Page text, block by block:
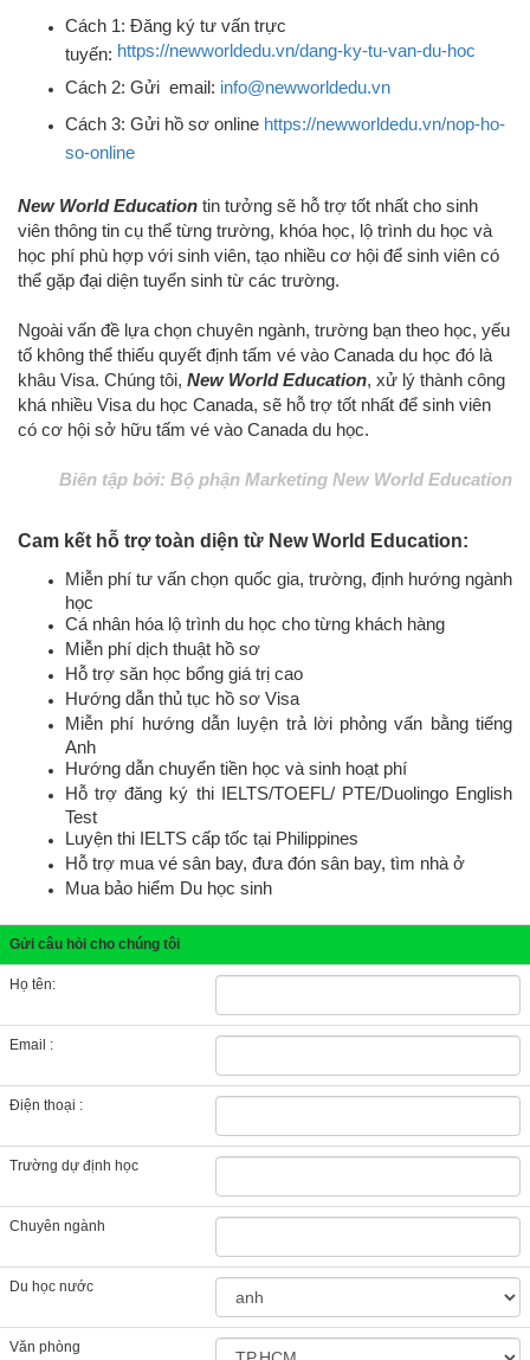
Cách 1: Đăng ký tư vấn trực
tuyến: https://newworldedu.vn/dang-ky-tu-van-du-hoc
Cách 2: Gửi email: info@newworldedu.vn
Cách 3: Gửi hồ sơ online https://newworldedu.vn/nop-ho-
so-online
New World Education tin tưởng sẽ hỗ trợ tốt nhất cho sinh
viên thông tin cụ thể từng trường, khóa học, lộ trình du học và
học phí phù hợp với sinh viên, tạo nhiều cơ hội để sinh viên có
thể gặp đại diện tuyển sinh từ các trường.
Ngoài vấn đề lựa chọn chuyên ngành, trường bạn theo học, yếu
tố không thể thiếu quyết định tấm vé vào Canada du học đó là
khâu Visa. Chúng tôi, New World Education, xử lý thành công
khá nhiều Visa du học Canada, sẽ hỗ trợ tốt nhất để sinh viên
có cơ hội sở hữu tấm vé vào Canada du học.
Biên tập bởi: Bộ phận Marketing New World Education
Cam kết hỗ trợ toàn diện từ New World Education:
Miễn phí tư vấn chọn quốc gia, trường, định hướng ngành
học
Cá nhân hóa lộ trình du học cho từng khách hàng
Miễn phí dịch thuật hồ sơ
Hỗ trợ săn học bổng giá trị cao
Hướng dẫn thủ tục hồ sơ Visa
Miễn phí hướng dẫn luyện trả lời phỏng vấn bằng tiếng
Anh
Hướng dẫn chuyển tiền học và sinh hoạt phí
Hỗ trợ đăng ký thi IELTS/TOEFL/ PTE/Duolingo English
Test
Luyện thi IELTS cấp tốc tại Philippines
Hỗ trợ mua vé sân bay, đưa đón sân bay, tìm nhà ở
Mua bảo hiểm Du học sinh
Gửi câu hỏi cho chúng tôi
Họ tên:
Email :
Điện thoại :
Trường dự định học
Chuyên ngành
Du học nước
Văn phòng